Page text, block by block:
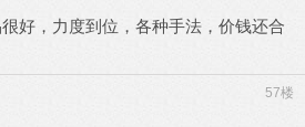
好，力度到位，各种手法，价钱还合
57楼